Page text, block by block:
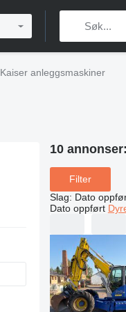
Kaiser anleggsmaskiner
10 annonser:
Filter
Slag: Dato
Dato oppført